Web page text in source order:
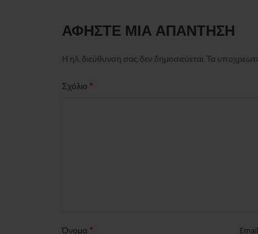
ΑΦΉΣΤΕ ΜΙΑ ΑΠΆΝΤΗΣΗ
Η ηλ. διεύθυνση σας δεν δημοσιεύεται.Τα
Σχόλιο *